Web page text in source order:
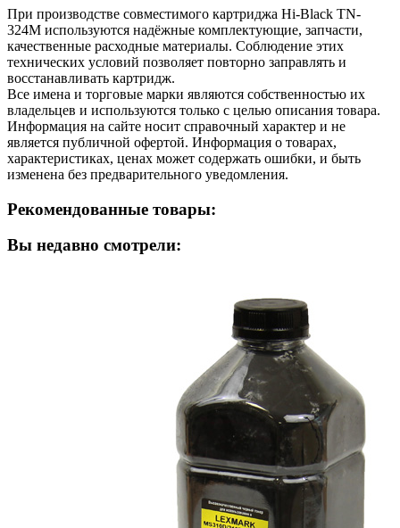
При производстве совместимого картриджа Hi-Black TN-
324M используются надёжные комплектующие, запчасти,
качественные расходные материалы. Соблюдение этих
технических условий позволяет повторно заправлять и
восстанавливать картридж.
Все имена и торговые марки являются собственностью их
владельцев и используются только с целью описания товара.
Информация на сайте носит справочный характер и не
является публичной офертой. Информация о товарах,
характеристиках, ценах может содержать ошибки, и быть
изменена без предварительного уведомления.
Рекомендованные товары:
Вы недавно смотрели: